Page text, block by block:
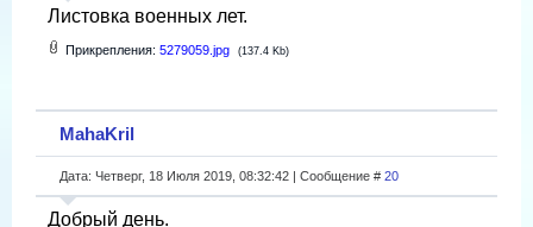
Листовка военных лет.
Прикрепления: 5279059.jpg (137.4 Kb)
MahaKril
Дата: Четверг, 18 Июля 2019, 08:32:42 | Сообщение # 20
Добрый день.